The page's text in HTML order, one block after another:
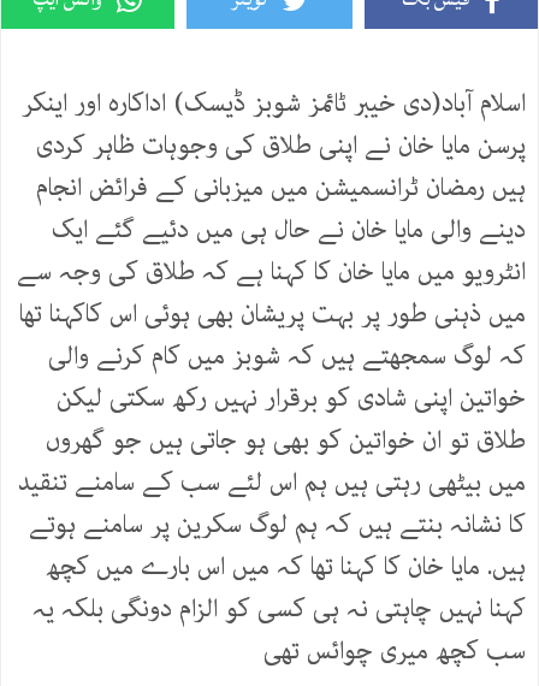
اسلام آباد(دی خیبر ٹائمز شوبز ڈیسک) اداکارہ اور اینکر
پرسن مایا خان نے اپنی طلاق کی وجوہات ظاہر کردی
ہیں رمضان ٹرانسمیشن میں میزبانی کے فرائض انجام
دینے والی مایا خان نے حال ہی میں دئیے گئے ایک
انٹرویو میں مایا خان کا کہنا ہے کہ طلاق کی وجہ سے
میں ذہنی طور پر بہت پریشان بھی ہوئی اس کاکہنا تھا
کہ لوگ سمجھتے ہیں کہ شوبز میں کام کرنے والی
خواتین اپنی شادی کو برقرار نہیں رکھ سکتی لیکن
طلاق تو ان خواتین کو بھی ہو جاتی ہیں جو گھروں
میں بیٹھی رہتی ہیں ہم اس لئے سب کے سامنے تنقید
کا نشانہ بنتے ہیں کہ ہم لوگ سکرین پر سامنے ہوتے
ہیں. مایا خان کا کہنا تھا کہ میں اس بارے میں کچھ
کہنا نہیں چاہتی نہ ہی کسی کو الزام دونگی بلکہ یہ
سب کچھ میری چوائس تھی